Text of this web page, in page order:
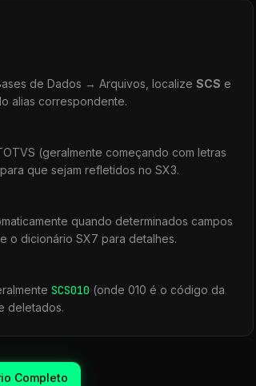
de Dados → Arquivos, localize SCS e
alias correspondente.
(geralmente começando com letras
que sejam refletidos no SX3.
quando determinados campos
o dicionário SX7 para detalhes.
SCS010 (onde 010 é o código da
deletados.
Completo